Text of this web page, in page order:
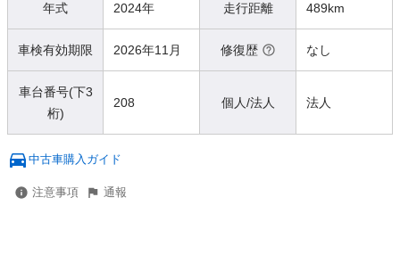
年式 2024年 走行距離 489km
車検有効期限 2026年11月 修復歴 なし
車台番号(下3
桁)
208 個人/法人 法人
中古車購入ガイド
注意事項 通報